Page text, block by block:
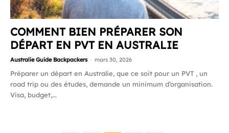
COMMENT BIEN PRÉPARER SON
DÉPART EN PVT EN AUSTRALIE
Australie Guide Backpackers - mars 30, 2026
Préparer un départ en Australie, que ce soit pour un PVT , un
road trip ou des études, demande un minimum d’organisation.
Visa, budget,...